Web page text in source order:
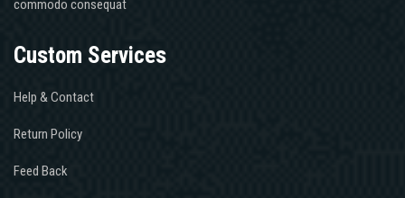
commodo consequat
Custom Services
Help & Contact
Return Policy
Feed Back